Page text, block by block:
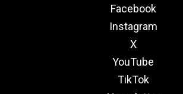
Facebook
Instagram
X
YouTube
TikTok